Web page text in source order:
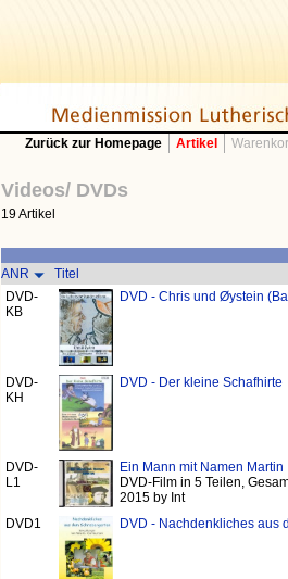
Zurück zur Homepage Artikel
Videos/ DVDs
19 Artikel
ANR
Titel
DVD-
KB
DVD - Chris und Øystein
DVD-
KH
DVD - Der kleine Schafhirte
DVD-
L1
Ein Mann mit Namen Martin
DVD-Film in 5 Teilen,
2015 by Int
DVD1
DVD - Nachdenkliches aus